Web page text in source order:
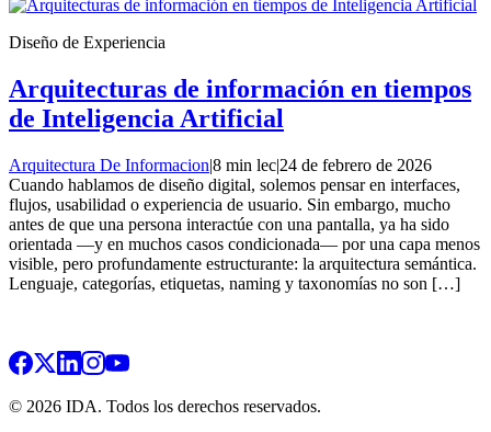
Diseño de Experiencia
Arquitecturas de información en tiempos
de Inteligencia Artificial
Arquitectura De Informacion|8 min lec|24 de febrero de 2026
Cuando hablamos de diseño digital, solemos pensar en interfaces,
flujos, usabilidad o experiencia de usuario. Sin embargo, mucho
antes de que una persona interactúe con una pantalla, ya ha sido
orientada —y en muchos casos condicionada— por una capa menos
visible, pero profundamente estructurante: la arquitectura semántica.
Lenguaje, categorías, etiquetas, naming y taxonomías no son […]
© 2026 IDA. Todos los derechos reservados.